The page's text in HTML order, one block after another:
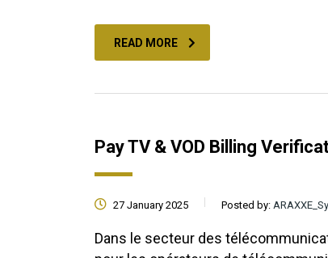
READ MORE
Pay TV & VOD Billing
27 January 2025 Posted by:
Dans le secteur des